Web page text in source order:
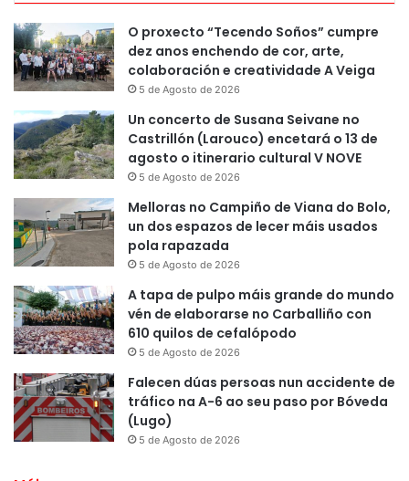
O proxecto “Tecendo Soños” cumpre
dez anos enchendo de cor, arte,
colaboración e creatividade A Veiga
5 de Agosto de 2026
Un concerto de Susana Seivane no
Castrillón (Larouco) encetará o 13 de
agosto o itinerario cultural V NOVE
5 de Agosto de 2026
Melloras no Campiño de Viana do Bolo,
un dos espazos de lecer máis usados
pola rapazada
5 de Agosto de 2026
A tapa de pulpo máis grande do mundo
vén de elaborarse no Carballiño con
610 quilos de cefalópodo
5 de Agosto de 2026
Falecen dúas persoas nun accidente de
tráfico na A-6 ao seu paso por Bóveda
(Lugo)
5 de Agosto de 2026